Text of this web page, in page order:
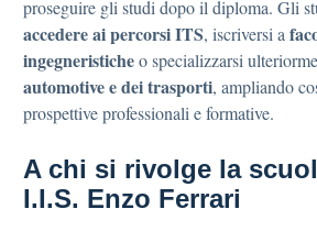
proseguire gli studi dopo il diploma. Gli
accedere ai percorsi ITS, iscriversi a
ingegneristicheo specializzarsi
automotive e dei trasporti, ampliando
prospettive professionali e formative.
A chi si rivolge la
I.I.S. Enzo Ferrari